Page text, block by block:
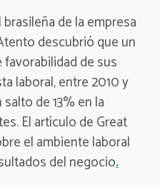
de la empresa
descubrió que un
favorabilidad de sus
laboral, entre 2010 y
de 13% en la
El artículo de Great
el ambiente laboral
del negocio.